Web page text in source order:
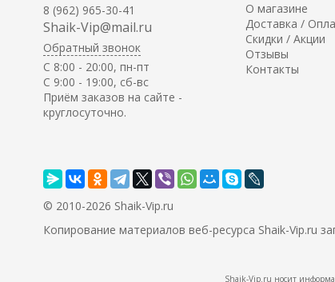
8 (962) 965-30-41
Shaik-Vip@mail.ru
Обратный звонок
C 8:00 - 20:00, пн-пт
С 9:00 - 19:00, сб-вс
Приём заказов на сайте -
круглосуточно.
О магазине
Доставка /
Скидки / Акции
Отзывы
Контакты
© 2010-2026 Shaik-Vip.ru
Копирование материалов веб-ресурса Shaik-Vip.ru
Shaik-Vip.ru носит